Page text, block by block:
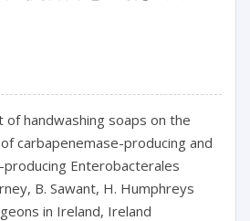
of handwashing soaps on the
carbapenemase-producing and
Enterobacterales
B. Sawant, H. Humphreys
in Ireland, Ireland